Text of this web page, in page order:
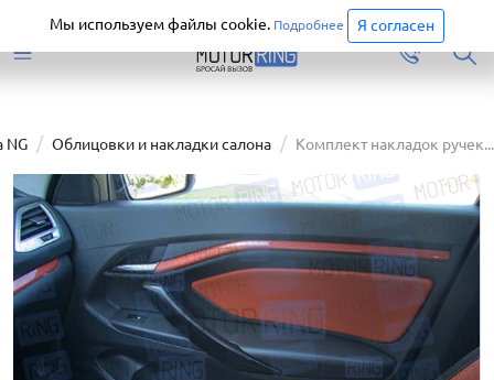
Перейти
NG Облицовки и накладки салона Комплект накладок ручек...
Мы используем файлы cookie. Подробнее Я согласен